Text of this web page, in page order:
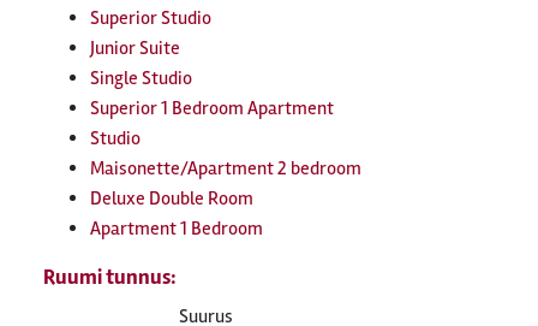
Superior Studio
Junior Suite
Single Studio
Superior 1 Bedroom Apartment
Studio
Maisonette/Apartment 2 bedroom
Deluxe Double Room
Apartment 1 Bedroom
Suurus
Ruumi tunnus: